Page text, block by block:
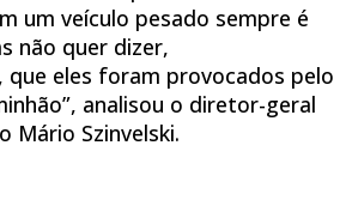
um veículo pesado sempre é
não quer dizer,
que eles foram provocados pelo
analisou o diretor-geral
Mário Szinvelski.